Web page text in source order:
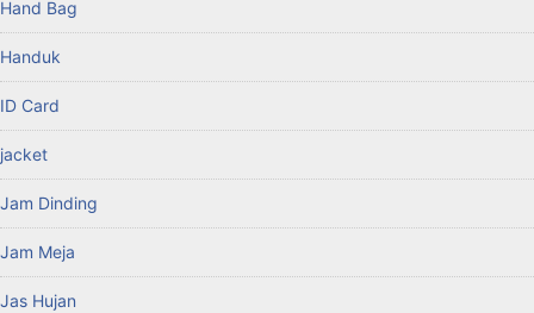
Hand Bag
Handuk
ID Card
jacket
Jam Dinding
Jam Meja
Jas Hujan